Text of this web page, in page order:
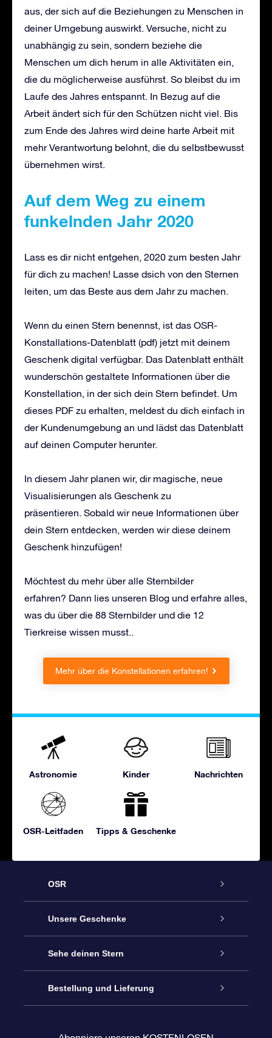
aus, der sich auf die Beziehungen zu Menschen in
deiner Umgebung auswirkt. Versuche, nicht zu
unabhängig zu sein, sondern beziehe die
Menschen um dich herum in alle Aktivitäten ein,
die du möglicherweise ausführst. So bleibst du im
Laufe des Jahres entspannt. In Bezug auf die
Arbeit ändert sich für den Schützen nicht viel. Bis
zum Ende des Jahres wird deine harte Arbeit mit
mehr Verantwortung belohnt, die du selbstbewusst
übernehmen wirst.
Auf dem Weg zu einem
funkelnden Jahr 2020
Lass es dir nicht entgehen, 2020 zum besten Jahr
für dich zu machen! Lasse dsich von den Sternen
leiten, um das Beste aus dem Jahr zu machen.
Wenn du einen Stern benennst, ist das OSR-
Konstallations-Datenblatt (pdf) jetzt mit deinem
Geschenk digital verfügbar. Das Datenblatt enthält
wunderschön gestaltete Informationen über die
Konstellation, in der sich dein Stern befindet. Um
dieses PDF zu erhalten, meldest du dich einfach in
der Kundenumgebung an und lädst das Datenblatt
auf deinen Computer herunter.
In diesem Jahr planen wir, dir magische, neue
Visualisierungen als Geschenk zu
präsentieren. Sobald wir neue Informationen über
dein Stern entdecken, werden wir diese deinem
Geschenk hinzufügen!
Möchtest du mehr über alle Sternbilder
erfahren? Dann lies unseren Blog und erfahre alles,
was du über die 88 Sternbilder und die 12
Tierkreise wissen musst..
Mehr über die Konstellationen erfahren!
Astronomie Kinder Nachrichten
OSR-Leitfaden Tipps & Geschenke
OSR
Service
Kontakt
Blog
Unsere Geschenke
Sterne schenken
OSR-Geschenkpaket
Sehe deinen Stern
Sternregister
Bestellung und Lieferung